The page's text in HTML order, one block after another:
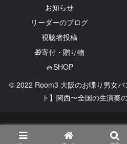
お知らせ
リーダーのブログ
視聴者投稿
🎁寄付・贈り物
🧺SHOP
© 2022 Room3 大阪のお喋り男女
ト】関西〜全国の生演奏